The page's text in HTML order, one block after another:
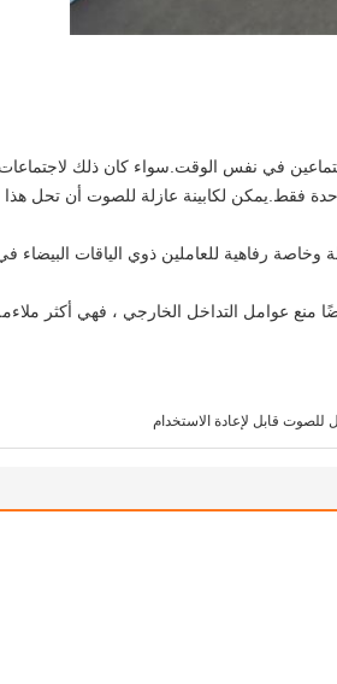
في نفس الوقت.سواء كان ذلك
اجتماع جماعي من 2-6 أشخاص بمقصورة واحدة فقط.يمكن لكابينة
وخاصة رفاهية للعاملين ذوي الياقات
منع عوامل التداخل الخارجي ، فهي أكثر
قابل لإعادة الاستخدام